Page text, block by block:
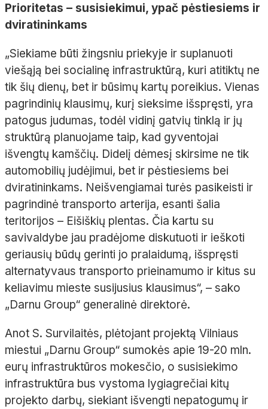
Prioritetas – susisiekimui, ypač pėstiesiems ir
dviratininkams
„Siekiame būti žingsniu priekyje ir suplanuoti
viešąją bei socialinę infrastruktūrą, kuri atitiktų ne
tik šių dienų, bet ir būsimų kartų poreikius. Vienas
pagrindinių klausimų, kurį sieksime išspręsti, yra
patogus judumas, todėl vidinį gatvių tinklą ir jų
struktūrą planuojame taip, kad gyventojai
išvengtų kamščių. Didelį dėmesį skirsime ne tik
automobilių judėjimui, bet ir pėstiesiems bei
dviratininkams. Neišvengiamai turės pasikeisti ir
pagrindinė transporto arterija, esanti šalia
teritorijos – Eišiškių plentas. Čia kartu su
savivaldybe jau pradėjome diskutuoti ir ieškoti
geriausių būdų gerinti jo pralaidumą, išspręsti
alternatyvaus transporto prieinamumo ir kitus su
keliavimu mieste susijusius klausimus“, – sako
„Darnu Group“ generalinė direktorė.
Anot S. Survilaitės, plėtojant projektą Vilniaus
miestui „Darnu Group“ sumokės apie 19-20 mln.
eurų infrastruktūros mokesčio, o susisiekimo
infrastruktūra bus vystoma lygiagrečiai kitų
projekto darbų, siekiant išvengti nepatogumų ir